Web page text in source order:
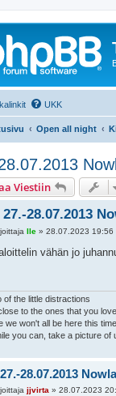
UKK
Open all night
Viestiin
27.-28.07.2013
Ile» 28.07.2023 19:56
vähän jo
of the little distractions
to the ones that you love
we won't all be here this
you can, take a picture of
28.07.2013
jjvirta » 28.07.2023